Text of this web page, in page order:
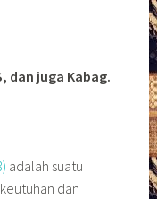
dan juga Kabag.
adalah suatu
dan